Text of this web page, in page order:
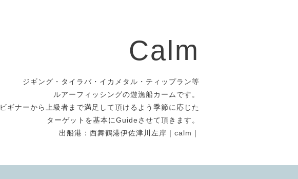
Calm
ジギング・タイラバ・イカメタル・ティップラン等
ルアーフィッシングの遊漁船カームです。
ビギナーから上級者まで満足して頂けるよう季節に応じた
ターゲットを基本にGuideさせて頂きます。
出船港：西舞鶴港伊佐津川左岸｜calm｜